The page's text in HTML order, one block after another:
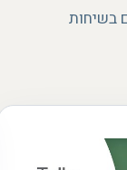
בשיחות